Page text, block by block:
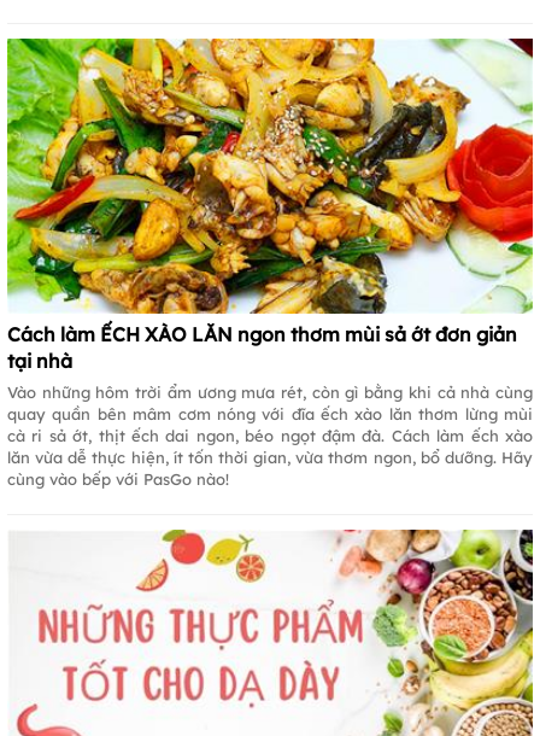
Cách làm ẾCH XÀO LĂN ngon thơm mùi sả ớt đơn giản
tại nhà
Vào những hôm trời ẩm ương mưa rét, còn gì bằng khi cả nhà cùng
quay quần bên mâm cơm nóng với đĩa ếch xào lăn thơm lừng mùi
cà ri sả ớt, thịt ếch dai ngon, béo ngọt đậm đà. Cách làm ếch xào
lăn vừa dễ thực hiện, ít tốn thời gian, vừa thơm ngon, bổ dưỡng. Hãy
cùng vào bếp với PasGo nào!